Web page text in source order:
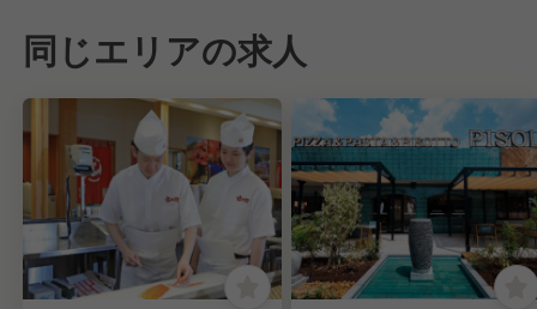
同じエリアの求人